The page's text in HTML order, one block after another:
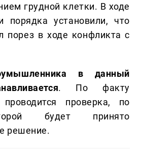
грудной клетки. В ходе
порядка установили, что
порез в ходе конфликта с
в данный
. По факту
проводится проверка, по
будет принято
решение.